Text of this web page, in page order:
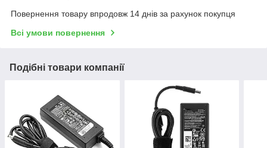
Повернення товару впродовж 14 днів за рахунок покупця
Всі умови повернення
Подібні товари компанії